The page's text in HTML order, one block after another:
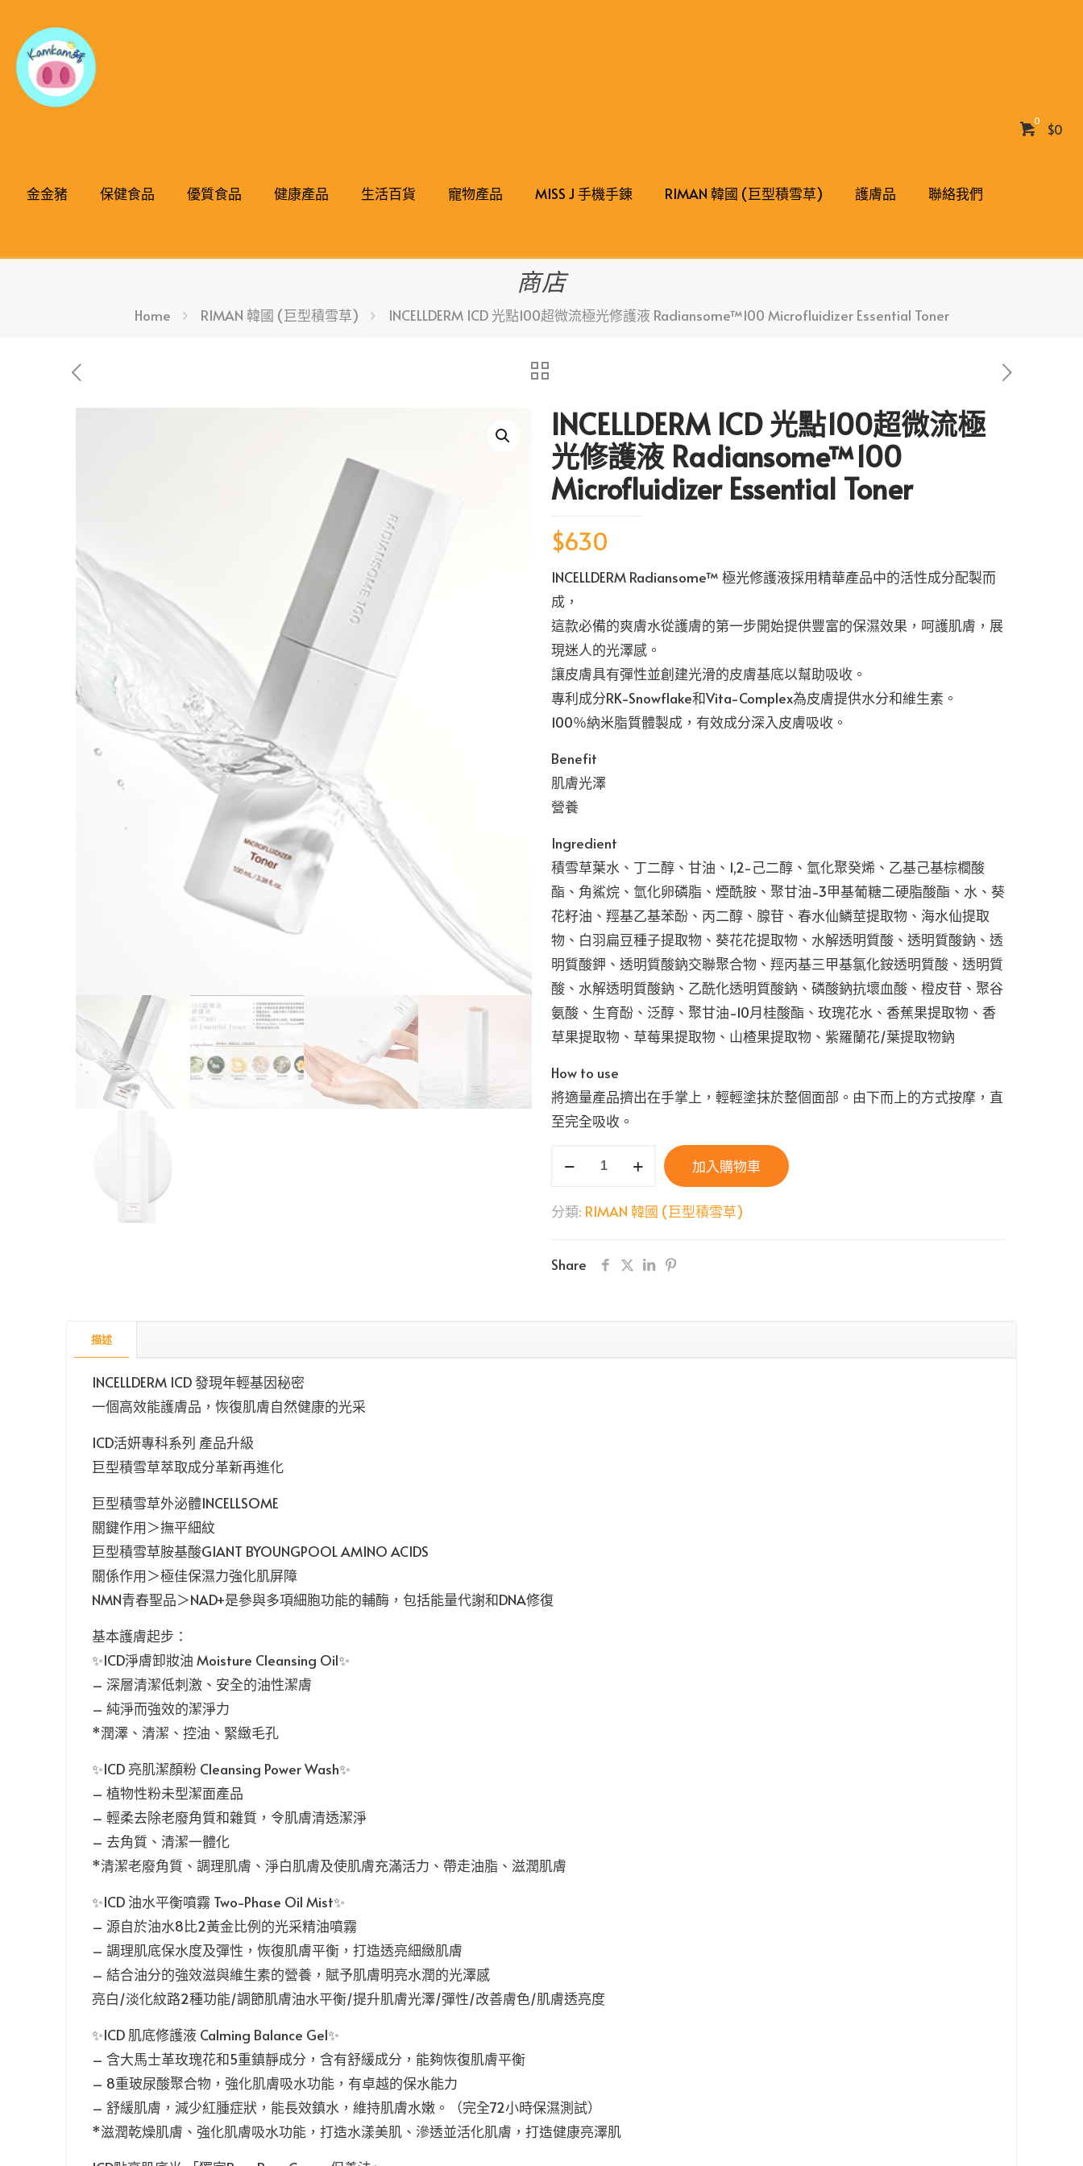
金金豬 保健食品 優質食品 健康產品 生活百貨 寵物產品 MISS J 手機手錬 RIMAN 韓國 (巨型積雪草) 護膚品 聯絡我們
0 $0
商店
Home RIMAN 韓國 (巨型積雪草) INCELLDERM ICD 光點100超微流極光修護液 Radiansome™100 Microfluidizer Essential Toner
INCELLDERM ICD 光點100超微流極
光修護液 Radiansome™100
Microfluidizer Essential Toner
$630
INCELLDERM Radiansome™ 極光修護液採用精華產品中的活性成分配製而
成，
這款必備的爽膚水從護膚的第一步開始提供豐富的保濕效果，呵護肌膚，展
現迷人的光澤感。
讓皮膚具有彈性並創建光滑的皮膚基底以幫助吸收。
專利成分RK-Snowflake和Vita-Complex為皮膚提供水分和維生素。
100％納米脂質體製成，有效成分深入皮膚吸收。
Benefit
肌膚光澤
營養
Ingredient
積雪草葉水、丁二醇、甘油、1,2-己二醇、氫化聚癸烯、乙基己基棕櫚酸
酯、角鯊烷、氫化卵磷脂、煙酰胺、聚甘油-3甲基葡糖二硬脂酸酯、水、葵
花籽油、羥基乙基苯酚、丙二醇、腺苷、春水仙鱗莖提取物、海水仙提取
物、白羽扁豆種子提取物、葵花花提取物、水解透明質酸、透明質酸鈉、透
明質酸鉀、透明質酸鈉交聯聚合物、羥丙基三甲基氯化銨透明質酸、透明質
酸、水解透明質酸鈉、乙酰化透明質酸鈉、磷酸鈉抗壞血酸、橙皮苷、聚谷
氨酸、生育酚、泛醇、聚甘油-10月桂酸酯、玫瑰花水、香蕉果提取物、香
草果提取物、草莓果提取物、山楂果提取物、紫羅蘭花/葉提取物鈉
How to use
將適量產品擠出在手掌上，輕輕塗抹於整個面部。由下而上的方式按摩，直
至完全吸收。
INCELLDERM
光
量
加入購物車
分類: RIMAN 韓國 (巨型積雪草)
Share
描述
INCELLDERM ICD 發現年輕基因秘密
一個高效能護膚品，恢復肌膚自然健康的光采
ICD活妍專科系列 產品升級
巨型積雪草萃取成分革新再進化
巨型積雪草外泌體INCELLSOME
關鍵作用＞撫平細紋
巨型積雪草胺基酸GIANT BYOUNGPOOL AMINO ACIDS
關係作用＞極佳保濕力強化肌屏障
NMN青春聖品＞NAD+是參與多項細胞功能的輔酶，包括能量代謝和DNA修復
基本護膚起步：
✨ICD淨膚卸妝油 Moisture Cleansing Oil✨
– 深層清潔低刺激、安全的油性潔膚
– 純淨而強效的潔淨力
*潤澤、清潔、控油、緊緻毛孔
✨ICD 亮肌潔顏粉 Cleansing Power Wash✨
– 植物性粉未型潔面產品
– 輕柔去除老廢角質和雜質，令肌膚清透潔淨
– 去角質、清潔一體化
*清潔老廢角質、調理肌膚、淨白肌膚及使肌膚充滿活力、帶走油脂、滋潤肌膚
✨ICD 油水平衡噴霧 Two-Phase Oil Mist✨
– 源自於油水8比2黃金比例的光采精油噴霧
– 調理肌底保水度及彈性，恢復肌膚平衡，打造透亮細緻肌膚
– 結合油分的強效滋與維生素的營養，賦予肌膚明亮水潤的光澤感
亮白/淡化紋路2種功能/調節肌膚油水平衡/提升肌膚光澤/彈性/改善膚色/肌膚透亮度
✨ICD 肌底修護液 Calming Balance Gel✨
– 含大馬士革玫瑰花和5重鎮靜成分，含有舒緩成分，能夠恢復肌膚平衡
– 8重玻尿酸聚合物，強化肌膚吸水功能，有卓越的保水能力
– 舒緩肌膚，減少紅腫症狀，能長效鎮水，維持肌膚水嫩。（完全72小時保濕測試）
*滋潤乾燥肌膚、強化肌膚吸水功能，打造水漾美肌、滲透並活化肌膚，打造健康亮澤肌